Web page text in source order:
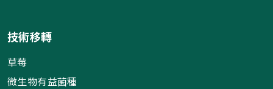
技術移轉
草莓
微生物有益菌種